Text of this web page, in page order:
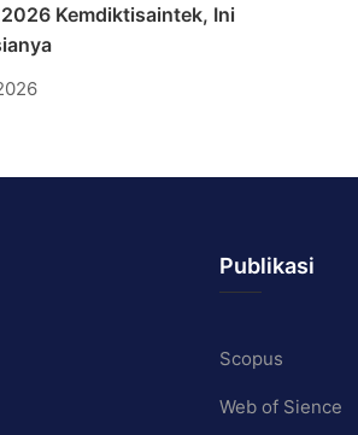
Kemdiktisaintek, Ini
Publikasi
Scopus
Web of Sience